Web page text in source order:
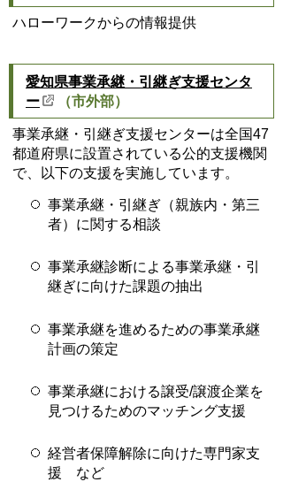
ハローワークからの情報提供
愛知県事業承継・引継ぎ支援センタ
ー
（市外部）
事業承継・引継ぎ支援センターは全国47
都道府県に設置されている公的支援機関
で、以下の支援を実施しています。
事業承継・引継ぎ（親族内・第三
者）に関する相談
事業承継診断による事業承継・引
継ぎに向けた課題の抽出
事業承継を進めるための事業承継
計画の策定
事業承継における譲受/譲渡企業を
見つけるためのマッチング支援
経営者保障解除に向けた専門家支
援 など